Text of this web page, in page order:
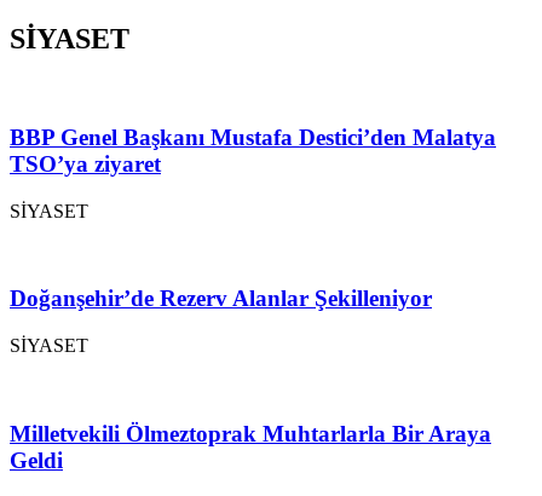
SİYASET
BBP Genel Başkanı Mustafa Destici’den Malatya
TSO’ya ziyaret
SİYASET
Doğanşehir’de Rezerv Alanlar Şekilleniyor
SİYASET
Milletvekili Ölmeztoprak Muhtarlarla Bir Araya
Geldi